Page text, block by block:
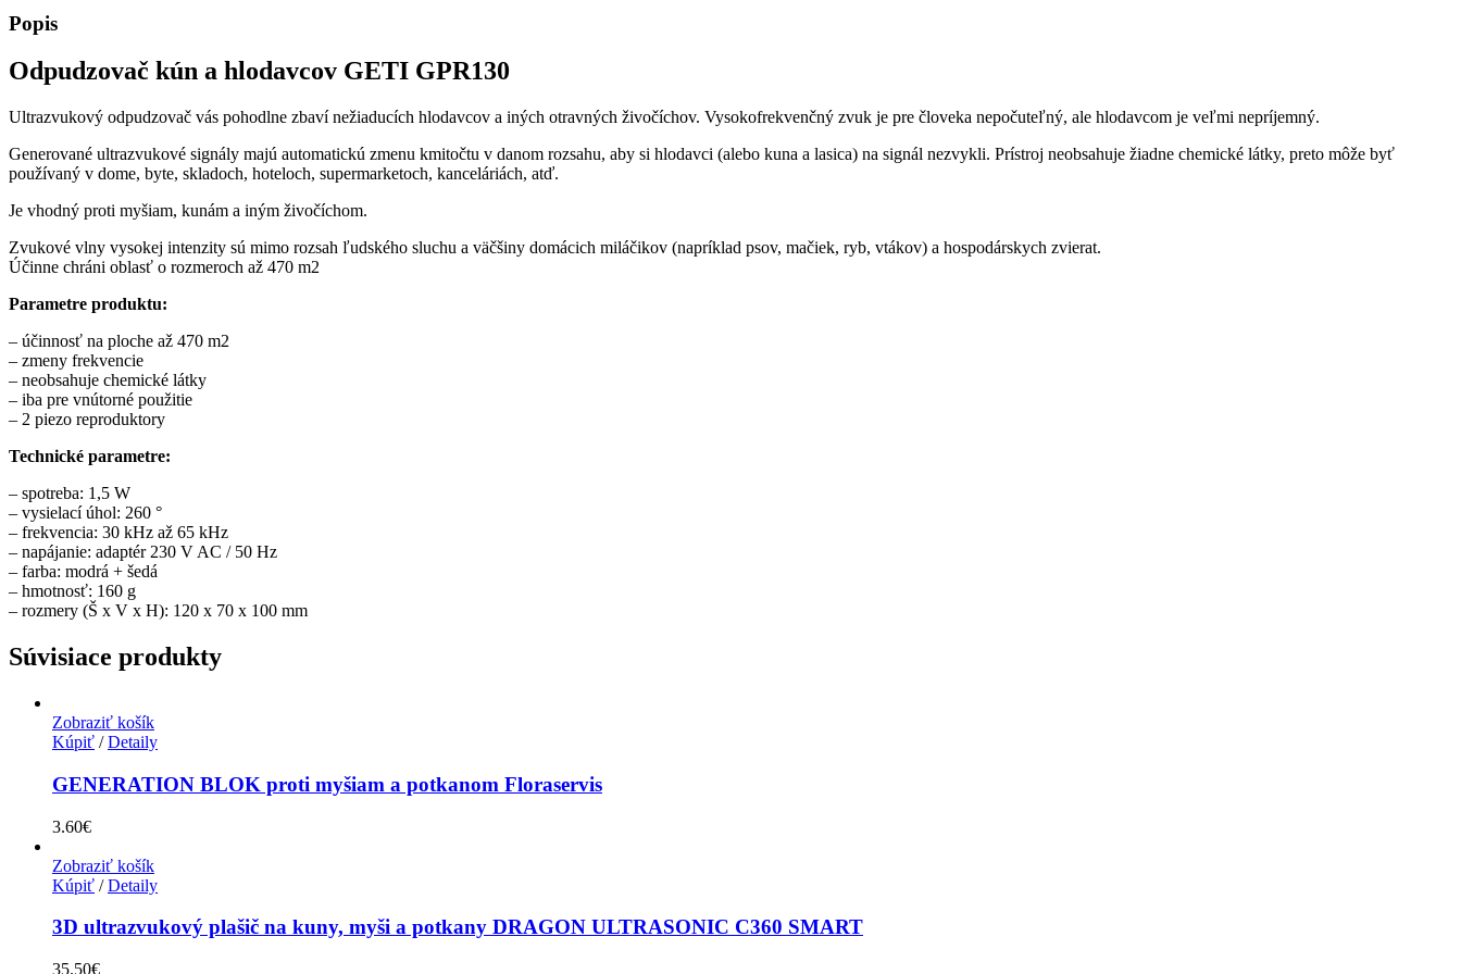
Popis
Odpudzovač kún a hlodavcov GETI GPR130
Ultrazvukový odpudzovač vás pohodlne zbaví nežiaducích hlodavcov a iných otravných živočíchov. Vysokofrekvenčný zvuk je pre človeka nepočuteľný, ale hlodavcom je veľmi nepríjemný.
Generované ultrazvukové signály majú automatickú zmenu kmitočtu v danom rozsahu, aby si hlodavci (alebo kuna a lasica) na signál nezvykli. Prístroj neobsahuje žiadne chemické látky, preto môže byť
používaný v dome, byte, skladoch, hoteloch, supermarketoch, kanceláriách, atď.
Je vhodný proti myšiam, kunám a iným živočíchom.
Zvukové vlny vysokej intenzity sú mimo rozsah ľudského sluchu a väčšiny domácich miláčikov (napríklad psov, mačiek, ryb, vtákov) a hospodárskych zvierat.
Účinne chráni oblasť o rozmeroch až 470 m2
Parametre produktu:
– účinnosť na ploche až 470 m2
– zmeny frekvencie
– neobsahuje chemické látky
– iba pre vnútorné použitie
– 2 piezo reproduktory
Technické parametre:
– spotreba: 1,5 W
– vysielací úhol: 260 °
– frekvencia: 30 kHz až 65 kHz
– napájanie: adaptér 230 V AC / 50 Hz
– farba: modrá + šedá
– hmotnosť: 160 g
– rozmery (Š x V x H): 120 x 70 x 100 mm
Súvisiace produkty
Zobraziť košík
Kúpiť / Detaily
GENERATION BLOK proti myšiam a potkanom Floraservis
3.60€
Zobraziť košík
Kúpiť / Detaily
3D ultrazvukový plašič na kuny, myši a potkany DRAGON ULTRASONIC C360 SMART
35.50€